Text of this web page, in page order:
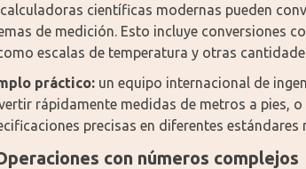
científicas modernas pueden
de medición. Esto incluye conversiones
escalas de temperatura y otras
práctico: un equipo internacional de
rápidamente medidas de metros a pies,
precisas en diferentes estándares
con números complejos